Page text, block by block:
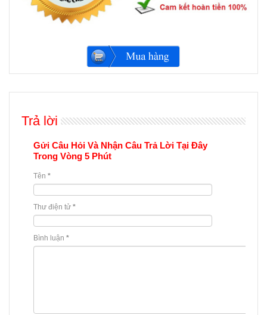
Trả lời
Gửi Câu Hỏi Và Nhận Câu Trả Lời Tại Đây
Trong Vòng 5 Phút
Tên *
Thư điện tử *
Bình luận *